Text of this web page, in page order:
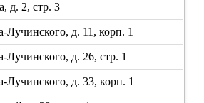
д. 2, стр. 3
Лучинского, д. 11, корп. 1
Лучинского, д. 26, стр. 1
Лучинского, д. 33, корп. 1